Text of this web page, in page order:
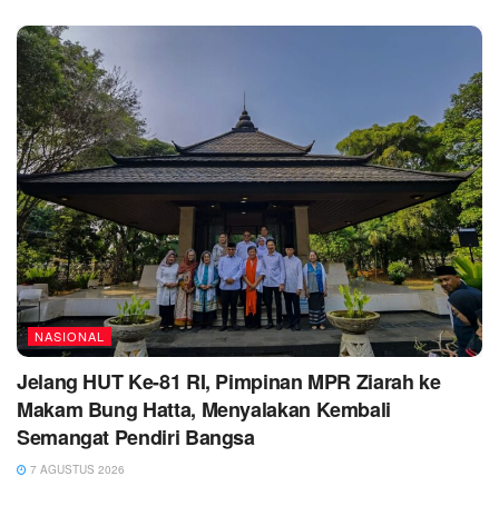
NASIONAL
Jelang HUT Ke-81 RI, Pimpinan MPR Ziarah ke
Makam Bung Hatta, Menyalakan Kembali
Semangat Pendiri Bangsa
7 AGUSTUS 2026